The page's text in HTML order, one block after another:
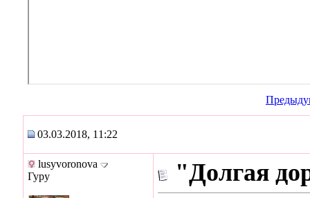
03.03.2018, 11:22
lusyvoronova
Гуру
"Долгая